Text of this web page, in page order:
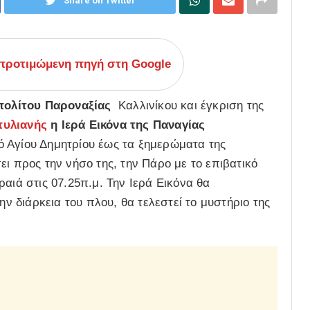
πηγή στη Google
Παροναξίας Καλλινίκου και έγκριση της
η Ιερά Εικόνα της Παναγίας
Αγίου Δημητρίου έωςτα ξημερώματα της
προς την νήσο της, την Πάρο με το επιβατικό
στις 07.25π.μ. Την Ιερά Εικόνα θα
διάρκεια του πλου, θα τελεστεί το μυστήριο της